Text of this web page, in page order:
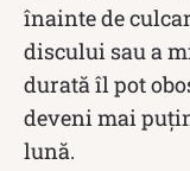
înainte de
discului sau a
durată îl pot
deveni mai
lună.